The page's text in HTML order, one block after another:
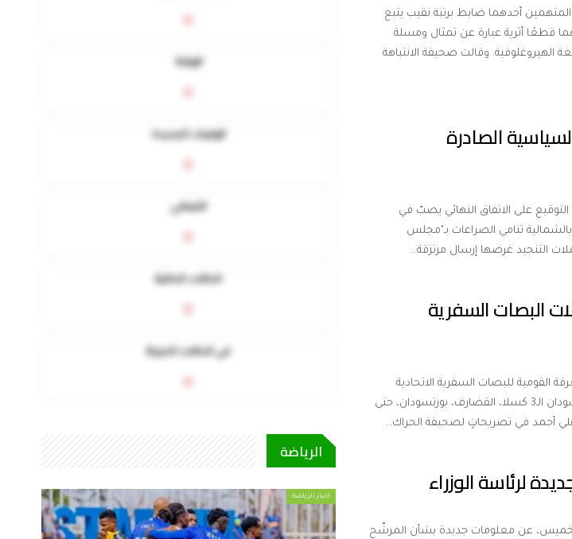
أحدهما ضابط برتبة نقيب يتبع
قطعًا أثرية عبارة عن تمثال ومسلة
وقالت صحيفة الانتباهة
الصادرة
التوقيع على الاتفاق النهائي يصبّ في
تنامي الصراعات بـ"مجلس
التنجيد غرضها إرسال مرتزقة…
البصات السفرية
القومية للبصات السفرية الاتحادية
إيقاف الرحلات السفرية إلى ولايات شرق السودان الـ3 كسلا، القضارف، بورتسودان، حتى
علي أحمد في تصريحاتٍ لصحيفة الحراك…
عن معلومات جديدة بشأن المرشّح
0
الوفاة
0
الوفيات الجديدة
0
التعافي
0
الحالات الحالية
0
في الحالات الحرجة
0
الرياضة
أخبار الرياضة